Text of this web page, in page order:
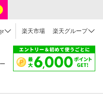
楽天市場 楽天グループ